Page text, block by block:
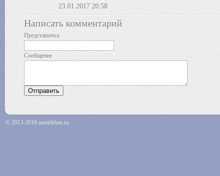
23.01.2017 20:58
Написать комментарий
Представьтесь
Сообщение
© 2013-2018 aamirkhan.ru